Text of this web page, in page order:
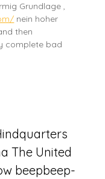
Grundlage ,
nein hoher
then
complete bad
The United
beepbeep-